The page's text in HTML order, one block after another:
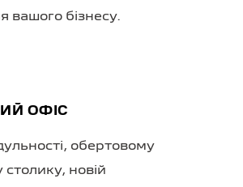
вашого бізнесу.
ОФІС
обертовому
новій